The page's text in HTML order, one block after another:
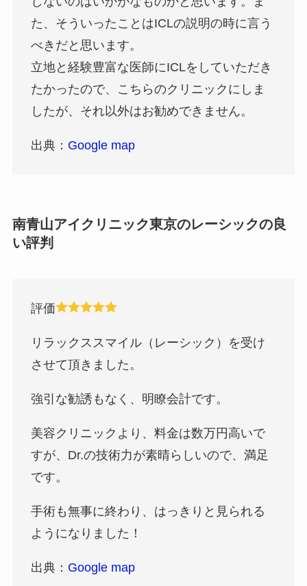
た、そういったことはICLの説明の時に言う
べきだと思います。
立地と経験豊富な医師にICLをしていただき
たかったので、こちらのクリニックにしま
したが、それ以外はお勧めできません。
出典： Google map
南青山アイクリニック東京のレーシックの良
い評判
評価
リラックススマイル（レーシック）を受け
させて頂きました。
強引な勧誘もなく、明瞭会計です。
美容クリニックより、料金は数万円高いで
すが、Dr.の技術力が素晴らしいので、満足
です。
手術も無事に終わり、はっきりと見られる
ようになりました！
出典： Google map